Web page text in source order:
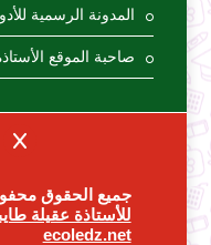
المدونة الرسمية
صاحبة الموقع
جميع الحقوق
للأستاذة عقيلة
ecoledz.net